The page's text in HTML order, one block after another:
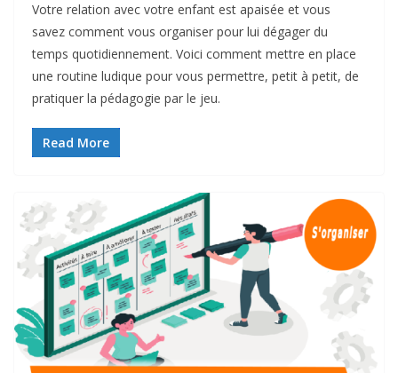
Votre relation avec votre enfant est apaisée et vous
savez comment vous organiser pour lui dégager du
temps quotidiennement. Voici comment mettre en place
une routine ludique pour vous permettre, petit à petit, de
pratiquer la pédagogie par le jeu.
Read More